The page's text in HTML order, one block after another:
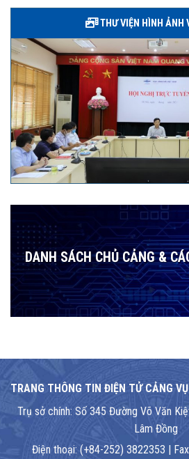
THƯ VIỆN HÌNH ẢNH
DANH SÁCH CHỦ CẢNG &
TRANG THÔNG TIN ĐIỆN TỬ CẢNG
Trụ sở chính: Số 345 Đường Võ Văn
Lâm Đồng
Điện thoại: (+84-252) 3822353 |